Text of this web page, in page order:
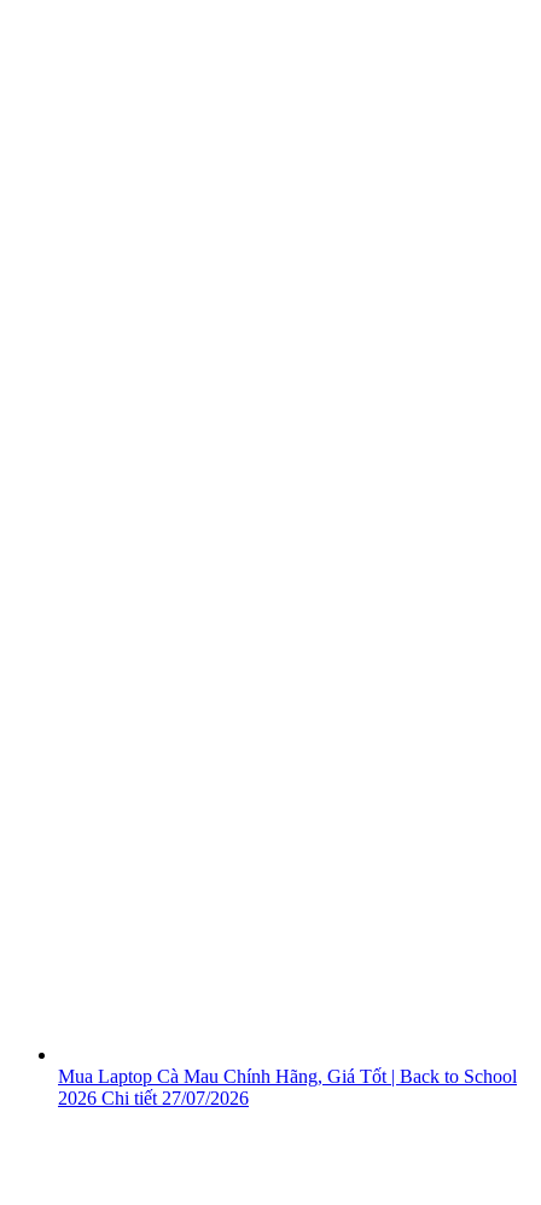
Mua Laptop Cà Mau Chính Hãng, Giá Tốt | Back to School
2026 Chi tiết 27/07/2026